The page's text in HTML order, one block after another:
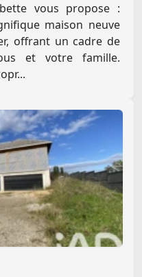
vous propose :
maison neuve
offrant un cadre de
et votre famille.